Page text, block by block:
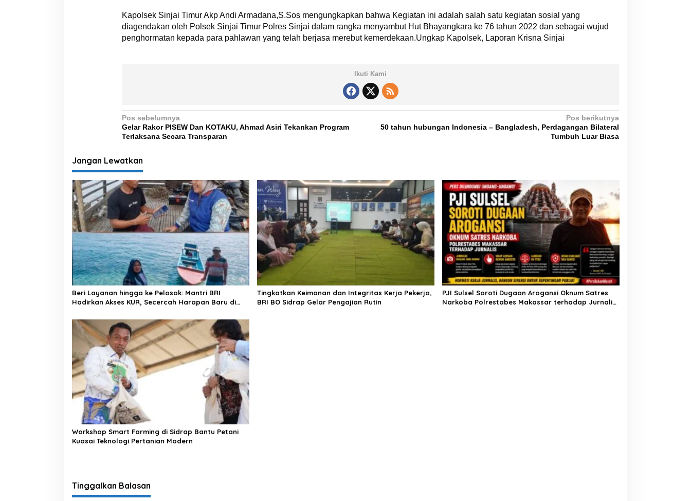
Kapolsek Sinjai Timur Akp Andi Armadana,S.Sos mengungkapkan bahwa Kegiatan ini adalah salah satu kegiatan sosial yang
diagendakan oleh Polsek Sinjai Timur Polres Sinjai dalam rangka menyambut Hut Bhayangkara ke 76 tahun 2022 dan sebagai wujud
penghormatan kepada para pahlawan yang telah berjasa merebut kemerdekaan.Ungkap Kapolsek, Laporan Krisna Sinjai
Ikuti Kami
N
a
i
g
a
s
i
p
o
s
Pos sebelumnya
Gelar Rakor PISEW Dan KOTAKU, Ahmad Asiri Tekankan Program
Terlaksana Secara Transparan
Pos berikutnya
50 tahun hubungan Indonesia – Bangladesh, Perdagangan Bilateral
Tumbuh Luar Biasa
Jangan Lewatkan
Beri Layanan hingga ke Pelosok: Mantri BRI
Hadirkan Akses KUR, Secercah Harapan Baru di
Tingkatkan Keimanan dan Integritas Kerja Pekerja,
BRI BO Sidrap Gelar Pengajian Rutin
PJI Sulsel Soroti Dugaan Arogansi Oknum Satres
Narkoba Polrestabes Makassar terhadap Jurnalis
Workshop Smart Farming di Sidrap Bantu Petani
Kuasai Teknologi Pertanian Modern
Tinggalkan Balasan